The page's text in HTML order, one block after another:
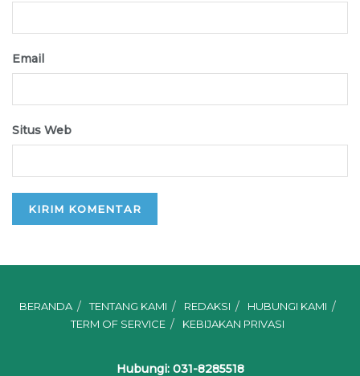
Email
Situs Web
BERANDA TENTANG KAMI REDAKSI
HUBUNGI KAMI
TERM OF SERVICE
KEBIJAKAN PRIVASI
Hubungi: 031-8285518